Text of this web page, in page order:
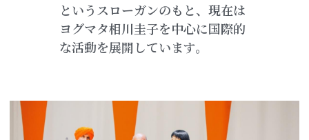
というスローガンのもと、現在は
ヨグマタ相川圭子を中心に国際的
な活動を展開しています。